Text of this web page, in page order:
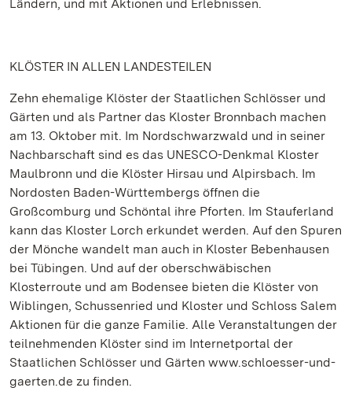
Ländern, und mit Aktionen und Erlebnissen.
KLÖSTER IN ALLEN LANDESTEILEN
Zehn ehemalige Klöster der Staatlichen Schlösser und
Gärten und als Partner das Kloster Bronnbach machen
am 13. Oktober mit. Im Nordschwarzwald und in seiner
Nachbarschaft sind es das UNESCO-Denkmal Kloster
Maulbronn und die Klöster Hirsau und Alpirsbach. Im
Nordosten Baden-Württembergs öffnen die
Großcomburg und Schöntal ihre Pforten. Im Stauferland
kann das Kloster Lorch erkundet werden. Auf den Spuren
der Mönche wandelt man auch in Kloster Bebenhausen
bei Tübingen. Und auf der oberschwäbischen
Klosterroute und am Bodensee bieten die Klöster von
Wiblingen, Schussenried und Kloster und Schloss Salem
Aktionen für die ganze Familie. Alle Veranstaltungen der
teilnehmenden Klöster sind im Internetportal der
Staatlichen Schlösser und Gärten www.schloesser-und-
gaerten.de zu finden.